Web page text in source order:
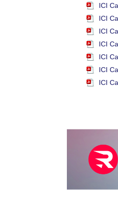
ICI
ICI
ICI
ICI
ICI
ICI
ICI